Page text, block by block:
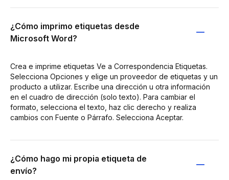
¿Cómo imprimo etiquetas desde
Microsoft Word?
Crea e imprime etiquetas Ve a Correspondencia Etiquetas.
Selecciona Opciones y elige un proveedor de etiquetas y un
producto a utilizar. Escribe una dirección u otra información
en el cuadro de dirección (solo texto). Para cambiar el
formato, selecciona el texto, haz clic derecho y realiza
cambios con Fuente o Párrafo. Selecciona Aceptar.
¿Cómo hago mi propia etiqueta de
envío?